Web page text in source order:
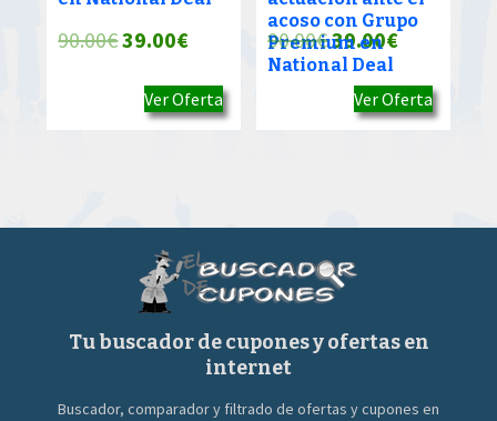
90.00€El
original
39.00€El
actual
Ver Oferta
acoso con Grupo
Premium en
National Deal
90.00€El
precio
original
39.00€El
actual
Ver Oferta
Tu buscador de cupones y ofertas en
internet
Buscador, comparador y filtrado de ofertas y cupones en